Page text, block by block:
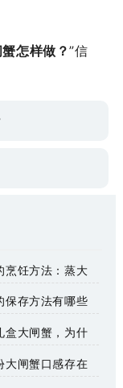
怎样做？”信
烹饪方法：蒸大
保存方法有哪些
盒大闸蟹，为什
大闸蟹口感存在